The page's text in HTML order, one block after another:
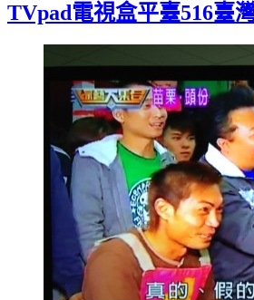
TVpad電視盒平臺516臺